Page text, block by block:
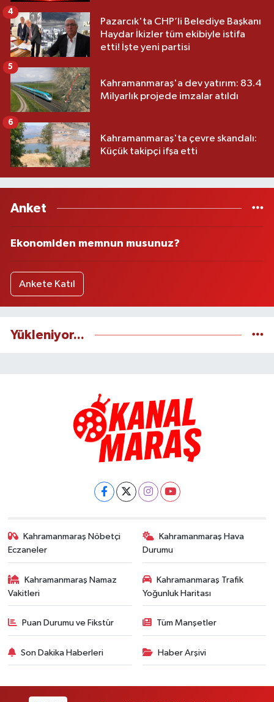
Pazarcık'ta CHP’li Belediye Başkanı
Haydar İkizler tüm ekibiyle istifa
etti! İşte yeni partisi
4
Kahramanmaraş'a dev yatırım: 83.4
Milyarlık projede imzalar atıldı
5
Kahramanmaraş'ta çevre skandalı:
Küçük takipçi ifşa etti
6
Anket
Ekonomiden memnun musunuz?
Ankete Katıl
Yükleniyor...
Kahramanmaraş Nöbetçi
Eczaneler
Kahramanmaraş Hava
Durumu
Kahramanmaraş Namaz
Vakitleri
Kahramanmaraş Trafik
Yoğunluk Haritası
Puan Durumu ve Fikstür Tüm Manşetler
Son Dakika Haberleri Haber Arşivi